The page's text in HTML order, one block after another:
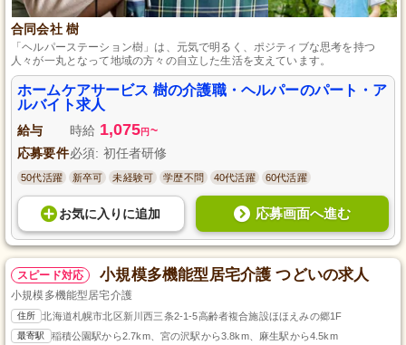
合同会社 樹
「ヘルパーステーション樹」は、元気で明るく、ポジティブな思考を持つ
人々が一丸となって地域の方々の自立した生活を支えています。
ホームケアサービス 樹の介護職・ヘルパーのパート・ア
ルバイト求人
給与 時給 1,075円 ~
応募要件必須: 初任者研修
50代活躍 新卒可 未経験可 学歴不問 40代活躍 60代活躍
お気に入り に追加 応募画面へ進む
スピード対応 小規模多機能型居宅介護 つどいの求人
小規模多機能型居宅介護
住所 北海道札幌市北区新川西三条2-1-5高齢者複合施設ほほえみの郷1F
最寄駅 稲積公園駅から2.7km、宮の沢駅から3.8km、麻生駅から4.5km